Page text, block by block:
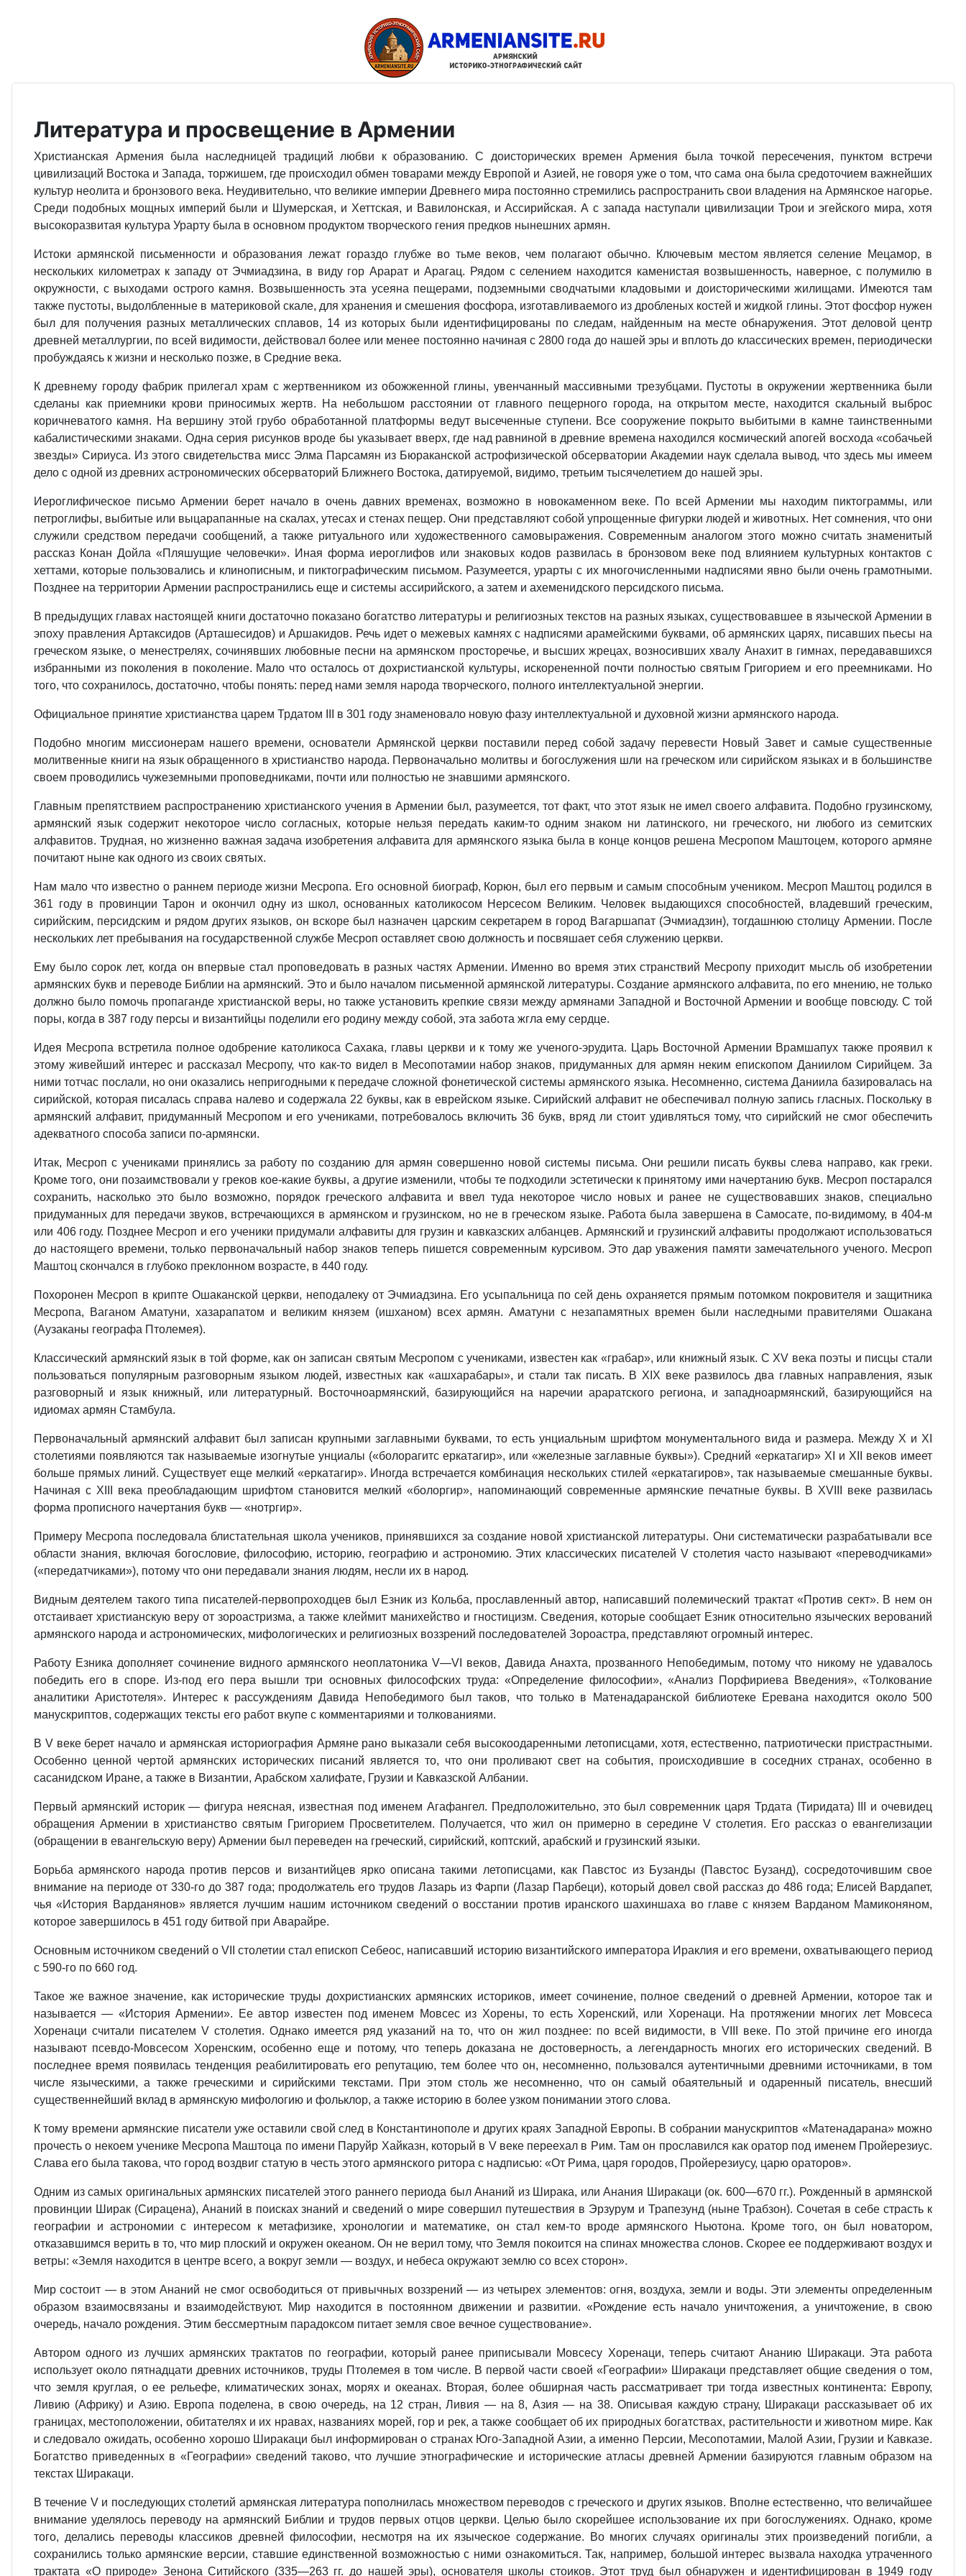
Литература и просвещение в Армении
Христианская Армения была наследницей традиций любви к образованию. С доисторических времен Армения была точкой пересечения, пунктом встречи
цивилизаций Востока и Запада, торжишем, где происходил обмен товарами между Европой и Азией, не говоря уже о том, что сама она была средоточием важнейших
культур неолита и бронзового века. Неудивительно, что великие империи Древнего мира постоянно стремились распространить свои владения на Армянское нагорье.
Среди подобных мощных империй были и Шумерская, и Хеттская, и Вавилонская, и Ассирийская. А с запада наступали цивилизации Трои и эгейского мира, хотя
высокоразвитая культура Урарту была в основном продуктом творческого гения предков нынешних армян.
Истоки армянской письменности и образования лежат гораздо глубже во тьме веков, чем полагают обычно. Ключевым местом является селение Мецамор, в
нескольких километрах к западу от Эчмиадзина, в виду гор Арарат и Арагац. Рядом с селением находится каменистая возвышенность, наверное, с полумилю в
окружности, с выходами острого камня. Возвышенность эта усеяна пещерами, подземными сводчатыми кладовыми и доисторическими жилищами. Имеются там
также пустоты, выдолбленные в материковой скале, для хранения и смешения фосфора, изготавливаемого из дробленых костей и жидкой глины. Этот фосфор нужен
был для получения разных металлических сплавов, 14 из которых были идентифицированы по следам, найденным на месте обнаружения. Этот деловой центр
древней металлургии, по всей видимости, действовал более или менее постоянно начиная с 2800 года до нашей эры и вплоть до классических времен, периодически
пробуждаясь к жизни и несколько позже, в Средние века.
К древнему городу фабрик прилегал храм с жертвенником из обожженной глины, увенчанный массивными трезубцами. Пустоты в окружении жертвенника были
сделаны как приемники крови приносимых жертв. На небольшом расстоянии от главного пещерного города, на открытом месте, находится скальный выброс
коричневатого камня. На вершину этой грубо обработанной платформы ведут высеченные ступени. Все сооружение покрыто выбитыми в камне таинственными
кабалистическими знаками. Одна серия рисунков вроде бы указывает вверх, где над равниной в древние времена находился космический апогей восхода «собачьей
звезды» Сириуса. Из этого свидетельства мисс Элма Парсамян из Бюраканской астрофизической обсерватории Академии наук сделала вывод, что здесь мы имеем
дело с одной из древних астрономических обсерваторий Ближнего Востока, датируемой, видимо, третьим тысячелетием до нашей эры.
Иероглифическое письмо Армении берет начало в очень давних временах, возможно в новокаменном веке. По всей Армении мы находим пиктограммы, или
петроглифы, выбитые или выцарапанные на скалах, утесах и стенах пещер. Они представляют собой упрощенные фигурки людей и животных. Нет сомнения, что они
служили средством передачи сообщений, а также ритуального или художественного самовыражения. Современным аналогом этого можно считать знаменитый
рассказ Конан Дойла «Пляшущие человечки». Иная форма иероглифов или знаковых кодов развилась в бронзовом веке под влиянием культурных контактов с
хеттами, которые пользовались и клинописным, и пиктографическим письмом. Разумеется, урарты с их многочисленными надписями явно были очень грамотными.
Позднее на территории Армении распространились еще и системы ассирийского, а затем и ахеменидского персидского письма.
В предыдущих главах настоящей книги достаточно показано богатство литературы и религиозных текстов на разных языках, существовавшее в языческой Армении в
эпоху правления Артаксидов (Арташесидов) и Аршакидов. Речь идет о межевых камнях с надписями арамейскими буквами, об армянских царях, писавших пьесы на
греческом языке, о менестрелях, сочинявших любовные песни на армянском просторечье, и высших жрецах, возносивших хвалу Анахит в гимнах, передававшихся
избранными из поколения в поколение. Мало что осталось от дохристианской культуры, искорененной почти полностью святым Григорием и его преемниками. Но
того, что сохранилось, достаточно, чтобы понять: перед нами земля народа творческого, полного интеллектуальной энергии.
Официальное принятие христианства царем Трдатом III в 301 году знаменовало новую фазу интеллектуальной и духовной жизни армянского народа.
Подобно многим миссионерам нашего времени, основатели Армянской церкви поставили перед собой задачу перевести Новый Завет и самые существенные
молитвенные книги на язык обращенного в христианство народа. Первоначально молитвы и богослужения шли на греческом или сирийском языках и в большинстве
своем проводились чужеземными проповедниками, почти или полностью не знавшими армянского.
Главным препятствием распространению христианского учения в Армении был, разумеется, тот факт, что этот язык не имел своего алфавита. Подобно грузинскому,
армянский язык содержит некоторое число согласных, которые нельзя передать каким-то одним знаком ни латинского, ни греческого, ни любого из семитских
алфавитов. Трудная, но жизненно важная задача изобретения алфавита для армянского языка была в конце концов решена Месропом Маштоцем, которого армяне
почитают ныне как одного из своих святых.
Нам мало что известно о раннем периоде жизни Месропа. Его основной биограф, Корюн, был его первым и самым способным учеником. Месроп Маштоц родился в
361 году в провинции Тарон и окончил одну из школ, основанных католикосом Нерсесом Великим. Человек выдающихся способностей, владевший греческим,
сирийским, персидским и рядом других языков, он вскоре был назначен царским секретарем в город Вагаршапат (Эчмиадзин), тогдашнюю столицу Армении. После
нескольких лет пребывания на государственной службе Месроп оставляет свою должность и посвяшает себя служению церкви.
Ему было сорок лет, когда он впервые стал проповедовать в разных частях Армении. Именно во время этих странствий Месропу приходит мысль об изобретении
армянских букв и переводе Библии на армянский. Это и было началом письменной армянской литературы. Создание армянского алфавита, по его мнению, не только
должно было помочь пропаганде христианской веры, но также установить крепкие связи между армянами Западной и Восточной Армении и вообще повсюду. С той
поры, когда в 387 году персы и византийцы поделили его родину между собой, эта забота жгла ему сердце.
Идея Месропа встретила полное одобрение католикоса Сахака, главы церкви и к тому же ученого-эрудита. Царь Восточной Армении Врамшапух также проявил к
этому живейший интерес и рассказал Месропу, что как-то видел в Месопотамии набор знаков, придуманных для армян неким епископом Даниилом Сирийцем. За
ними тотчас послали, но они оказались непригодными к передаче сложной фонетической системы армянского языка. Несомненно, система Даниила базировалась на
сирийской, которая писалась справа налево и содержала 22 буквы, как в еврейском языке. Сирийский алфавит не обеспечивал полную запись гласных. Поскольку в
армянский алфавит, придуманный Месропом и его учениками, потребовалось включить 36 букв, вряд ли стоит удивляться тому, что сирийский не смог обеспечить
адекватного способа записи по-армянски.
Итак, Месроп с учениками принялись за работу по созданию для армян совершенно новой системы письма. Они решили писать буквы слева направо, как греки.
Кроме того, они позаимствовали у греков кое-какие буквы, а другие изменили, чтобы те подходили эстетически к принятому ими начертанию букв. Месроп постарался
сохранить, насколько это было возможно, порядок греческого алфавита и ввел туда некоторое число новых и ранее не существовавших знаков, специально
придуманных для передачи звуков, встречающихся в армянском и грузинском, но не в греческом языке. Работа была завершена в Самосате, по-видимому, в 404-м
или 406 году. Позднее Месроп и его ученики придумали алфавиты для грузин и кавказских албанцев. Армянский и грузинский алфавиты продолжают использоваться
до настоящего времени, только первоначальный набор знаков теперь пишется современным курсивом. Это дар уважения памяти замечательного ученого. Месроп
Маштоц скончался в глубоко преклонном возрасте, в 440 году.
Похоронен Месроп в крипте Ошаканской церкви, неподалеку от Эчмиадзина. Его усыпальница по сей день охраняется прямым потомком покровителя и защитника
Месропа, Ваганом Аматуни, хазарапатом и великим князем (ишханом) всех армян. Аматуни с незапамятных времен были наследными правителями Ошакана
(Аузаканы географа Птолемея).
Классический армянский язык в той форме, как он записан святым Месропом с учениками, известен как «грабар», или книжный язык. С XV века поэты и писцы стали
пользоваться популярным разговорным языком людей, известных как «ашхарабары», и стали так писать. В XIX веке развилось два главных направления, язык
разговорный и язык книжный, или литературный. Восточноармянский, базирующийся на наречии араратского региона, и западноармянский, базирующийся на
идиомах армян Стамбула.
Первоначальный армянский алфавит был записан крупными заглавными буквами, то есть унциальным шрифтом монументального вида и размера. Между X и XI
столетиями появляются так называемые изогнутые унциалы («болорагитс еркатагир», или «железные заглавные буквы»). Средний «еркатагир» XI и XII веков имеет
больше прямых линий. Существует еще мелкий «еркатагир». Иногда встречается комбинация нескольких стилей «еркатагиров», так называемые смешанные буквы.
Начиная с XIII века преобладающим шрифтом становится мелкий «болоргир», напоминающий современные армянские печатные буквы. В XVIII веке развилась
форма прописного начертания букв — «нотргир».
Примеру Месропа последовала блистательная школа учеников, принявшихся за создание новой христианской литературы. Они систематически разрабатывали все
области знания, включая богословие, философию, историю, географию и астрономию. Этих классических писателей V столетия часто называют «переводчиками»
(«передатчиками»), потому что они передавали знания людям, несли их в народ.
Видным деятелем такого типа писателей-первопроходцев был Езник из Кольба, прославленный автор, написавший полемический трактат «Против сект». В нем он
отстаивает христианскую веру от зороастризма, а также клеймит манихейство и гностицизм. Сведения, которые сообщает Езник относительно языческих верований
армянского народа и астрономических, мифологических и религиозных воззрений последователей Зороастра, представляют огромный интерес.
Работу Езника дополняет сочинение видного армянского неоплатоника V—VI веков, Давида Анахта, прозванного Непобедимым, потому что никому не удавалось
победить его в споре. Из-под его пера вышли три основных философских труда: «Определение философии», «Анализ Порфириева Введения», «Толкование
аналитики Аристотеля». Интерес к рассуждениям Давида Непобедимого был таков, что только в Матенадаранской библиотеке Еревана находится около 500
манускриптов, содержащих тексты его работ вкупе с комментариями и толкованиями.
В V веке берет начало и армянская историография Армяне рано выказали себя высокоодаренными летописцами, хотя, естественно, патриотически пристрастными.
Особенно ценной чертой армянских исторических писаний является то, что они проливают свет на события, происходившие в соседних странах, особенно в
сасанидском Иране, а также в Византии, Арабском халифате, Грузии и Кавказской Албании.
Первый армянский историк — фигура неясная, известная под именем Агафангел. Предположительно, это был современник царя Трдата (Тиридата) III и очевидец
обращения Армении в христианство святым Григорием Просветителем. Получается, что жил он примерно в середине V столетия. Его рассказ о евангелизации
(обращении в евангельскую веру) Армении был переведен на греческий, сирийский, коптский, арабский и грузинский языки.
Борьба армянского народа против персов и византийцев ярко описана такими летописцами, как Павстос из Бузанды (Павстос Бузанд), сосредоточившим свое
внимание на периоде от 330-го до 387 года; продолжатель его трудов Лазарь из Фарпи (Лазар Парбеци), который довел свой рассказ до 486 года; Елисей Вардапет,
чья «История Варданянов» является лучшим нашим источником сведений о восстании против иранского шахиншаха во главе с князем Варданом Мамиконяном,
которое завершилось в 451 году битвой при Аварайре.
Основным источником сведений о VII столетии стал епископ Себеос, написавший историю византийского императора Ираклия и его времени, охватывающего период
с 590-го по 660 год.
Такое же важное значение, как исторические труды дохристианских армянских историков, имеет сочинение, полное сведений о древней Армении, которое так и
называется — «История Армении». Ее автор известен под именем Мовсес из Хорены, то есть Хоренский, или Хоренаци. На протяжении многих лет Мовсеса
Хоренаци считали писателем V столетия. Однако имеется ряд указаний на то, что он жил позднее: по всей видимости, в VIII веке. По этой причине его иногда
называют псевдо-Мовсесом Хоренским, особенно еще и потому, что теперь доказана не достоверность, а легендарность многих его исторических сведений. В
последнее время появилась тенденция реабилитировать его репутацию, тем более что он, несомненно, пользовался аутентичными древними источниками, в том
числе языческими, а также греческими и сирийскими текстами. При этом столь же несомненно, что он самый обаятельный и одаренный писатель, внесший
существеннейший вклад в армянскую мифологию и фольклор, а также историю в более узком понимании этого слова.
К тому времени армянские писатели уже оставили свой след в Константинополе и других краях Западной Европы. В собрании манускриптов «Матенадарана» можно
прочесть о некоем ученике Месропа Маштоца по имени Паруйр Хайказн, который в V веке переехал в Рим. Там он прославился как оратор под именем Пройерезиус.
Слава его была такова, что город воздвиг статую в честь этого армянского ритора с надписью: «От Рима, царя городов, Пройерезиусу, царю ораторов».
Одним из самых оригинальных армянских писателей этого раннего периода был Ананий из Ширака, или Анания Ширакаци (ок. 600—670 гг.). Рожденный в армянской
провинции Ширак (Сирацена), Ананий в поисках знаний и сведений о мире совершил путешествия в Эрзурум и Трапезунд (ныне Трабзон). Сочетая в себе страсть к
географии и астрономии с интересом к метафизике, хронологии и математике, он стал кем-то вроде армянского Ньютона. Кроме того, он был новатором,
отказавшимся верить в то, что мир плоский и окружен океаном. Он не верил тому, что Земля покоится на спинах множества слонов. Скорее ее поддерживают воздух и
ветры: «Земля находится в центре всего, а вокруг земли — воздух, и небеса окружают землю со всех сторон».
Мир состоит — в этом Ананий не смог освободиться от привычных воззрений — из четырех элементов: огня, воздуха, земли и воды. Эти элементы определенным
образом взаимосвязаны и взаимодействуют. Мир находится в постоянном движении и развитии. «Рождение есть начало уничтожения, а уничтожение, в свою
очередь, начало рождения. Этим бессмертным парадоксом питает земля свое вечное существование».
Автором одного из лучших армянских трактатов по географии, который ранее приписывали Мовсесу Хоренаци, теперь считают Ананию Ширакаци. Эта работа
использует около пятнадцати древних источников, труды Птолемея в том числе. В первой части своей «Географии» Ширакаци представляет общие сведения о том,
что земля круглая, о ее рельефе, климатических зонах, морях и океанах. Вторая, более обширная часть рассматривает три тогда известных континента: Европу,
Ливию (Африку) и Азию. Европа поделена, в свою очередь, на 12 стран, Ливия — на 8, Азия — на 38. Описывая каждую страну, Ширакаци рассказывает об их
границах, местоположении, обитателях и их нравах, названиях морей, гор и рек, а также сообщает об их природных богатствах, растительности и животном мире. Как
и следовало ожидать, особенно хорошо Ширакаци был информирован о странах Юго-Западной Азии, а именно Персии, Месопотамии, Малой Азии, Грузии и Кавказе.
Богатство приведенных в «Географии» сведений таково, что лучшие этнографические и исторические атласы древней Армении базируются главным образом на
текстах Ширакаци.
В течение V и последующих столетий армянская литература пополнилась множеством переводов с греческого и других языков. Вполне естественно, что величайшее
внимание уделялось переводу на армянский Библии и трудов первых отцов церкви. Целью было скорейшее использование их при богослужениях. Однако, кроме
того, делались переводы классиков древней философии, несмотря на их языческое содержание. Во многих случаях оригиналы этих произведений погибли, а
сохранились только армянские версии, ставшие единственной возможностью с ними ознакомиться. Так, например, большой интерес вызвала находка утраченного
трактата «О природе» Зенона Ситийского (335—263 гг. до нашей эры), основателя школы стоиков. Этот труд был обнаружен и идентифицирован в 1949 году